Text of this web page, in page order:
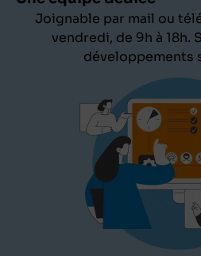
Joignable par mail ou
vendredi, de 9h à
développements